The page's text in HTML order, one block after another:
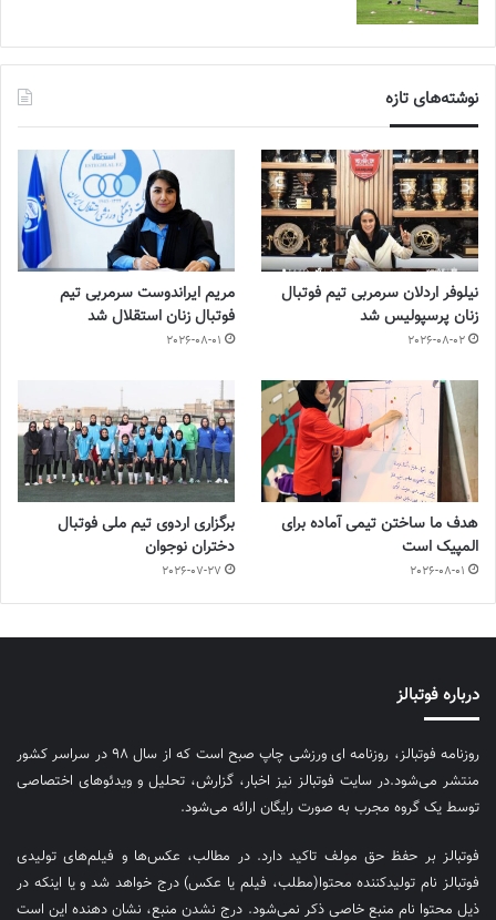
نوشته‌های تازه
نیلوفر اردلان سرمربی تیم فوتبال
زنان پرسپولیس شد
2026-08-02
مریم ایراندوست سرمربی تیم
فوتبال زنان استقلال شد
2026-08-01
هدف ما ساختن تیمی آماده برای
المپیک است
2026-08-01
برگزاری اردوی تیم ملی فوتبال
دختران نوجوان
2026-07-27
درباره فوتبالز
روزنامه فوتبالز، روزنامه ای ورزشی چاپ صبح است که از سال ۹۸ در سراسر کشور
منتشر می‌شود.در سایت فوتبالز نیز اخبار، گزارش، تحلیل و ویدئوهای اختصاصی
توسط یک گروه مجرب به صورت رایگان ارائه می‌شود.
فوتبالز بر حفظ حق مولف تاکید دارد. در مطالب، عکس‌ها و فیلم‌های تولیدی
فوتبالز نام تولیدکننده محتوا(مطلب، فیلم یا عکس) درج خواهد شد و یا اینکه در
ذیل محتوا نام منبع خاصی ذکر نمی‌‎شود. درج نشدن منبع، نشان دهنده این است